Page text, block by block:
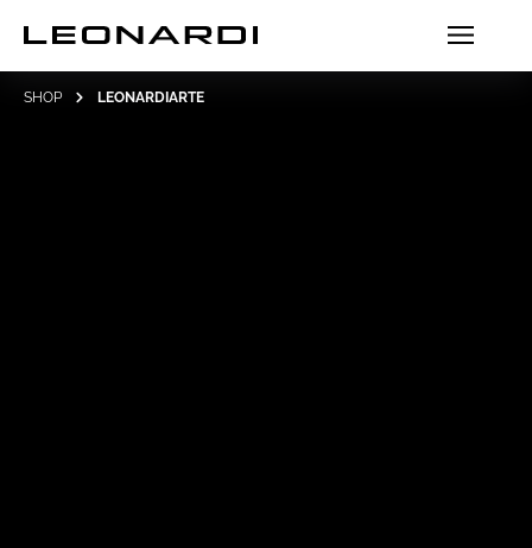
SHOP LEONARDIARTE